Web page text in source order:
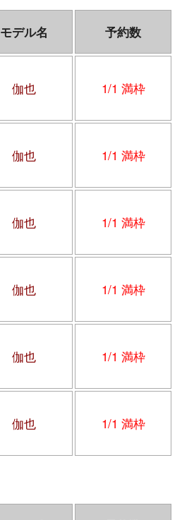
モデル名 予約数
伽也 1/1 満枠
伽也 1/1 満枠
伽也 1/1 満枠
伽也 1/1 満枠
伽也 1/1 満枠
伽也 1/1 満枠